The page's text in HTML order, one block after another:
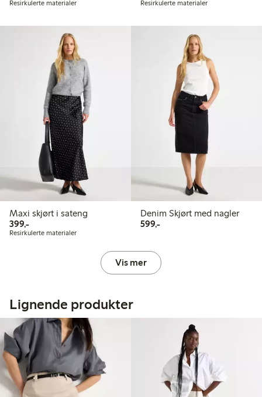
Resirkulerte materialer Resirkulerte materialer
Maxi skjørt i sateng
399,-399,00 kr
Resirkulerte materialer
Denim Skjørt med nagler
599,-599,00 kr
Vis mer
Lignende produkter